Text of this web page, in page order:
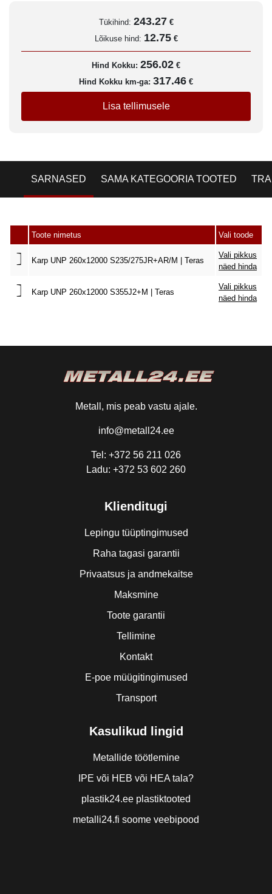
Tükihind: 243.27 €
Lõikuse hind: 12.75 €
Hind Kokku: 256.02 €
Hind Kokku km-ga: 317.46 €
Lisa tellimusele
SARNASED SAMA KATEGOORIA TOOTED
Toote nimetus Vali toode
Karp UNP 260x12000 S235/275JR+AR/M | Teras
Vali pikkus
näed hinda
Karp UNP 260x12000 S355J2+M | Teras
Vali pikkus
näed hinda
Metall, mis peab vastu ajale.
info@metall24.ee
Tel: +372 56 211 026
Ladu: +372 53 602 260
Klienditugi
Lepingu tüüptingimused
Raha tagasi garantii
Privaatsus ja andmekaitse
Maksmine
Toote garantii
Tellimine
Kontakt
E-poe müügitingimused
Transport
Kasulikud lingid
Metallide töötlemine
IPE või HEB või HEA tala?
plastik24.ee plastiktooted
metalli24.fi soome veebipood